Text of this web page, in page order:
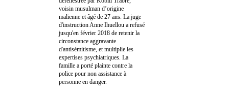
voisin musulman d’origine
malienne et âgé de 27 ans. La juge
d'instruction Anne Ihuellou a refusé
jusqu'en février 2018 de retenir la
circonstance aggravante
d'antisémitisme, et multiplie les
expertises psychiatriques. La
famille a porté plainte contre la
police pour non assistance à
personne en danger.